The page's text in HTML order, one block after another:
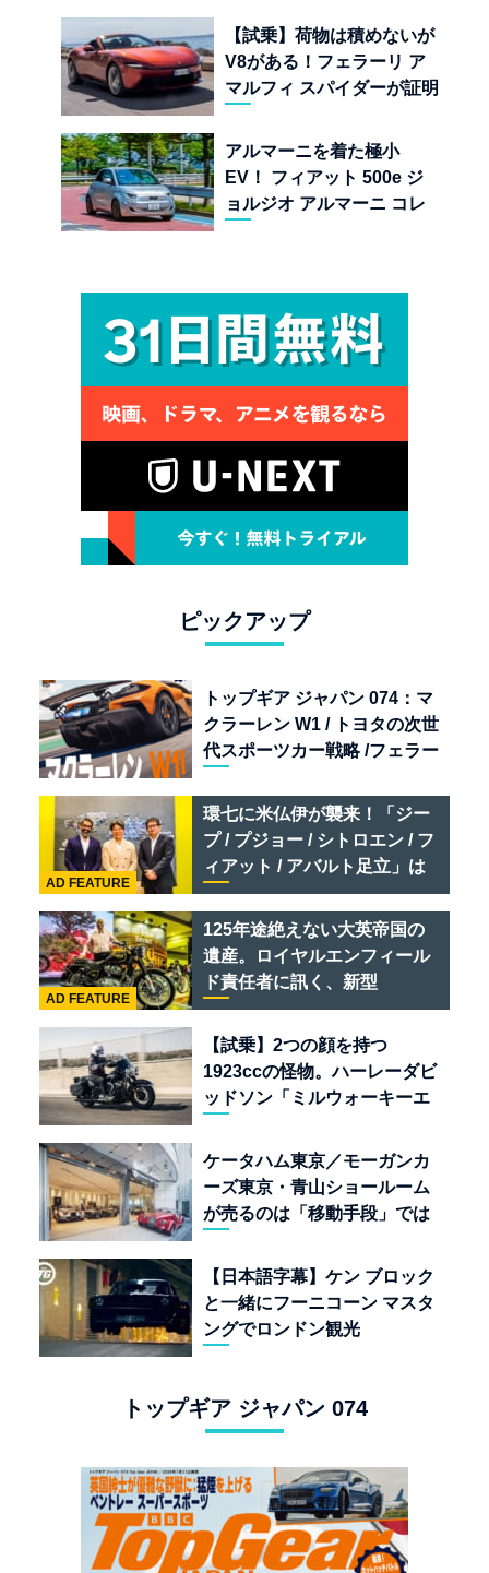
界
【試乗】荷物は積めないが
V8がある！フェラーリ ア
マルフィ スパイダーが証明
ーの至福
アルマーニを着た極小
EV！ フィアット 500e ジ
ョルジオ アルマーニ コレ
ピックアップ
トップギア ジャパン 074：マ
クラーレン W1 / トヨタの次世
代スポーツカー戦略 /フェラー
リオ /ベントレー スーパース
ポーツ
環七に米仏伊が襲来！「ジー
プ / プジョー / シトロエン / フ
ィアット / アバルト足立」は
クルマのセレクトショップで
ある
AD FEATURE
125年途絶えない大英帝国の
遺産。ロイヤルエンフィール
ド責任者に訊く、新型
「BULLET 650」と“時間の
質”を愛する理由
AD FEATURE
【試乗】2つの顔を持つ
1923ccの怪物。ハーレーダビ
ッドソン「ミルウォーキーエ
ケータハム東京／モーガンカ
ーズ東京・青山ショールーム
が売るのは「移動手段」では
【日本語字幕】ケン ブロック
と一緒にフーニコーン マスタ
ングでロンドン観光
トップギア ジャパン 074